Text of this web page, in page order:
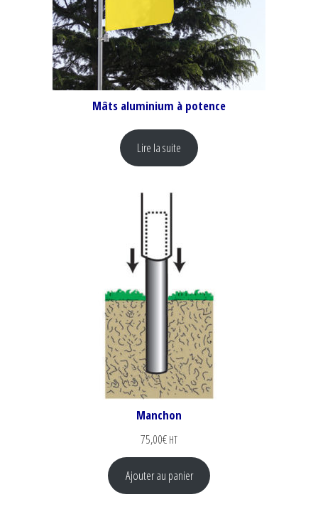
Mâts aluminium à potence
Lire la suite
Manchon
75,00€ HT
Ajouter au panier